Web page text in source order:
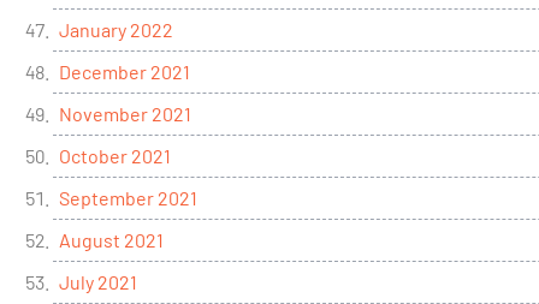
January 2022
December 2021
November 2021
October 2021
September 2021
August 2021
July 2021